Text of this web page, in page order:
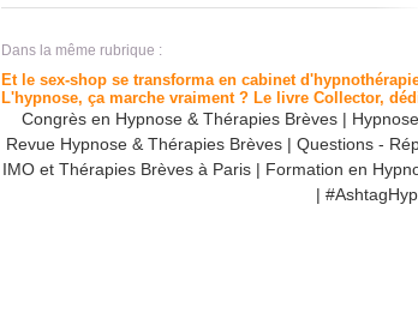
Dans la même rubrique :
Et le sex-shop se transforma en cabinet
L'hypnose, ça marche vraiment ? Le livre Collector,
Congrès en Hypnose & Thérapies Brèves |
Revue Hypnose & Thérapies Brèves | Questions -
IMO et Thérapies Brèves à Paris | Formation en
|